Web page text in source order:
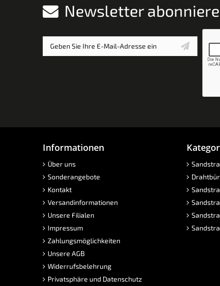
Newsletter
Informationen
Über uns
Sonderangebote
Kontakt
Versandinformationen
Unsere Filialen
Impressum
Zahlungsmöglichkeiten
Unsere AGB
Widerrufsbelehrung
Privatsphäre und Datenschutz